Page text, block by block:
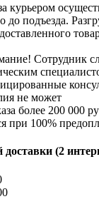
курьером
до подъезда.
Сотрудник
не может
более 200 000
при 100%
(2